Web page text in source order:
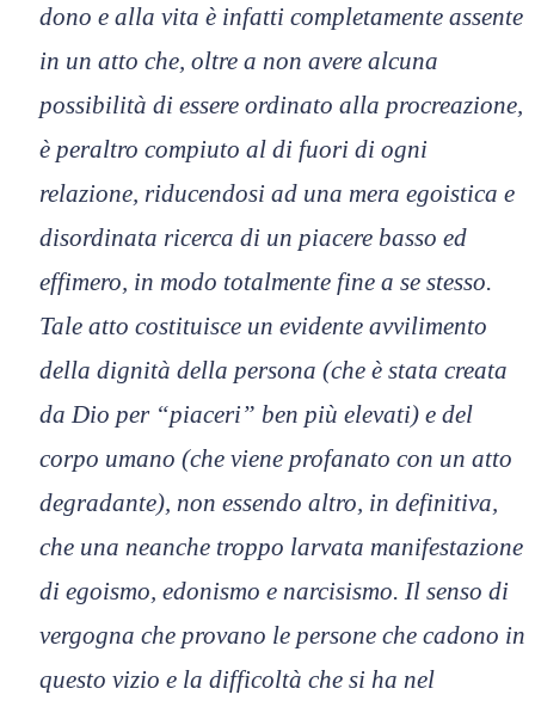
dono e alla vita è infatti completamente assente
in un atto che, oltre a non avere alcuna
possibilità di essere ordinato alla procreazione,
è peraltro compiuto al di fuori di ogni
relazione, riducendosi ad una mera egoistica e
disordinata ricerca di un piacere basso ed
effimero, in modo totalmente fine a se stesso.
Tale atto costituisce un evidente avvilimento
della dignità della persona (che è stata creata
da Dio per “piaceri” ben più elevati) e del
corpo umano (che viene profanato con un atto
degradante), non essendo altro, in definitiva,
che una neanche troppo larvata manifestazione
di egoismo, edonismo e narcisismo. Il senso di
vergogna che provano le persone che cadono in
questo vizio e la difficoltà che si ha nel